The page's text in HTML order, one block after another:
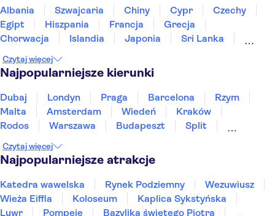
Rejs po Sekwanie
Zamek Haut-Kœnigsbourg
Albania Szwajcaria Chiny Cypr
Czechy
Egipt
Hiszpania Francja
Grecja
Chorwacja
Islandia Japonia
Sri Lanka
Tunezja
Turcja Wietnam
Czytaj więcej
Najpopularniejsze kierunki
Dubaj Londyn Praga Barcelona
Rzym
Malta
Amsterdam Wiedeń
Kraków
Rodos
Warszawa Budapeszt
Split
Sopot
Gdynia Zakopane
Czytaj więcej
Najpopularniejsze atrakcje
Katedra wawelska Rynek Podziemny
Wezuwiusz
Wieża Eiffla
Koloseum
Kaplica Sykstyńska
Luwr
Pompeje
Bazylika świętego Piotra